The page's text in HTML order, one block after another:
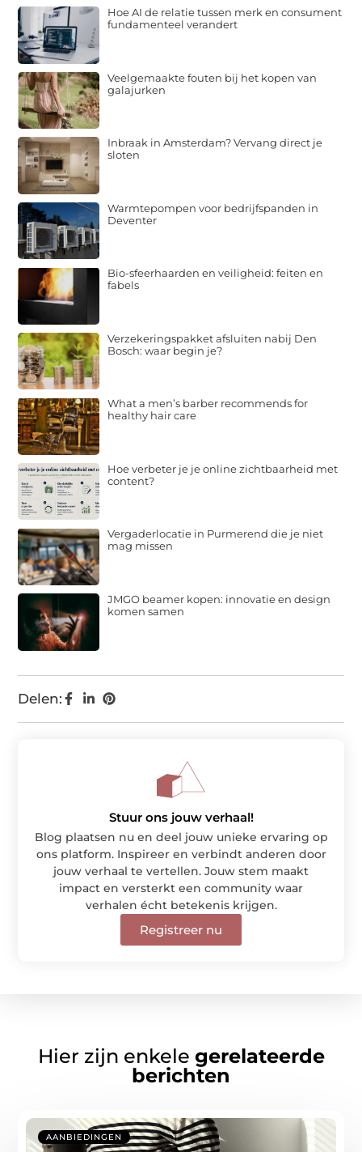
Delen:
Hoe AI de relatie tussen merk en consument
fundamenteel verandert
Veelgemaakte fouten bij het kopen van
galajurken
Inbraak in Amsterdam? Vervang direct je
sloten
Warmtepompen voor bedrijfspanden in
Deventer
Bio-sfeerhaarden en veiligheid: feiten en
fabels
Verzekeringspakket afsluiten nabij Den
Bosch: waar begin je?
What a men’s barber recommends for
healthy hair care
Hoe verbeter je je online zichtbaarheid met
content?
Vergaderlocatie in Purmerend die je niet
mag missen
JMGO beamer kopen: innovatie en design
komen samen
Stuur ons jouw verhaal!
Blog plaatsen nu en deel jouw unieke ervaring op
ons platform. Inspireer en verbindt anderen door
jouw verhaal te vertellen. Jouw stem maakt
impact en versterkt een community waar
verhalen écht betekenis krijgen.
Registreer nu
Hier zijn enkele gerelateerde
berichten
AANBIEDINGEN